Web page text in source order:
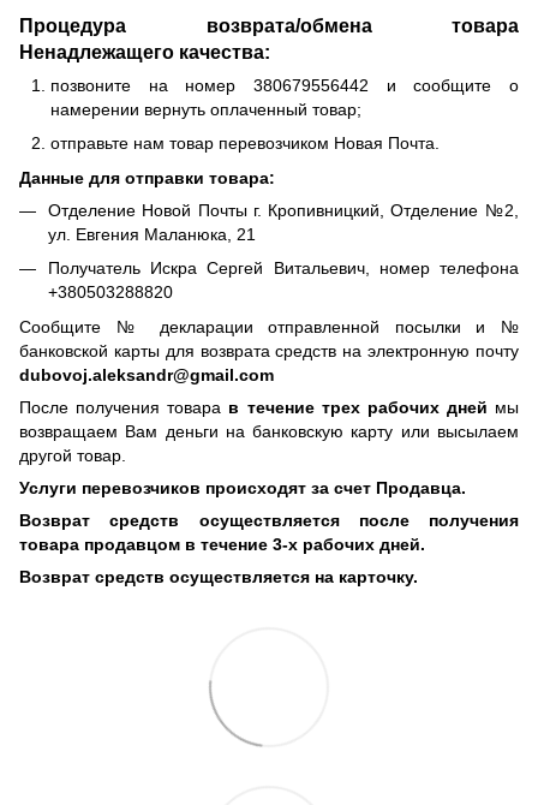
Процедура возврата/обмена товара
Ненадлежащего качества:
позвоните на номер 380679556442 и сообщите о
намерении вернуть оплаченный товар;
отправьте нам товар перевозчиком Новая Почта.
Данные для отправки товара:
Отделение Новой Почты г. Кропивницкий, Отделение №2,
ул. Евгения Маланюка, 21
Получатель Искра Сергей Витальевич, номер телефона
+380503288820
Сообщите № декларации отправленной посылки и №
банковской карты для возврата средств на электронную почту
dubovoj.aleksandr@gmail.com
После получения товара в течение трех рабочих дней мы
возвращаем Вам деньги на банковскую карту или высылаем
другой товар.
Услуги перевозчиков происходят за счет Продавца.
Возврат средств осуществляется после получения
товара продавцом в течение 3-х рабочих дней.
Возврат средств осуществляется на карточку.